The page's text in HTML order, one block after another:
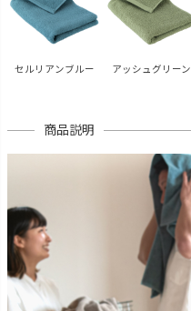
セルリアンブルー アッシュグリーン
商品説明